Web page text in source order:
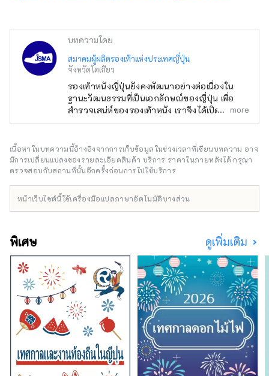
บทความโดย
สมาคมผู้ผลิตรองเท้าแห่งประเทศญี่ปุ่น
จังหวัดโตเกียว
รองเท้าหนังญี่ปุ่นยังคงพัฒนาอย่างต่อเนื่องใน
ฐานะวัฒนธรรมที่เป็นเอกลักษณ์ของญี่ปุ่น เพื่อ
สำรวจเสน่ห์ของรองเท้าหนัง เราจึงได้เปิดตัวซีรีส์
ที่เน้นแบรนด์รองเท้าหนังที่เป็นสมาชิกของสมาคมผู้
เซอร์อย่าง GENSEI และ NIN เป็นไกด์นำเที่ยว เรา
จะพาคุณไปเยี่ยมชมร้านค้าของแบรนด์ต่างๆ ที่
โดดเด่นด้วยฝีมือการผลิต
more
เนื้อหาในบทความนี้อ้างอิงจากการเก็บข้อมูลในช่วงเวลาที่เขียนบทความ อาจ
มีการเปลี่ยนแปลงของรายละเอียดสินค้า บริการ ราคาในภายหลังได้ กรุณา
ตรวจสอบกับสถานที่นั้นอีกครั้งก่อนการไปใช้บริการ
หน้าเว็บไซต์นี้ใช้เครื่องมือแปลภาษาอัตโนมัติบางส่วน
พิเศษ ดูเพิ่มเติม